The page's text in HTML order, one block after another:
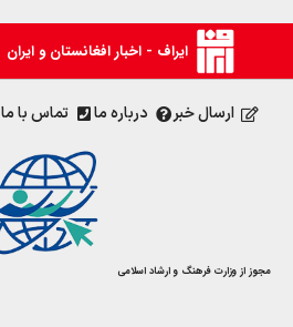
ایراف - اخبار افغانستان و ایران
ارسال خبر درباره ما تماس با ما
مجوز از وزارت فرهنگ و ارشاد اسلامی